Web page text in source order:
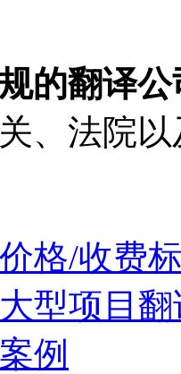
的翻译
、法院
格/收费
型项目翻
例